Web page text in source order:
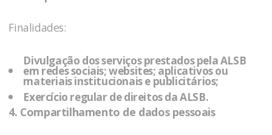
Finalidades:
Divulgação dos serviços prestados pelaALSB
em redes sociais; websites; aplicativos ou
materiais institucionais e publicitários;
Exercício regular de direitos daALSB.
4. Compartilhamento de dados pessoais